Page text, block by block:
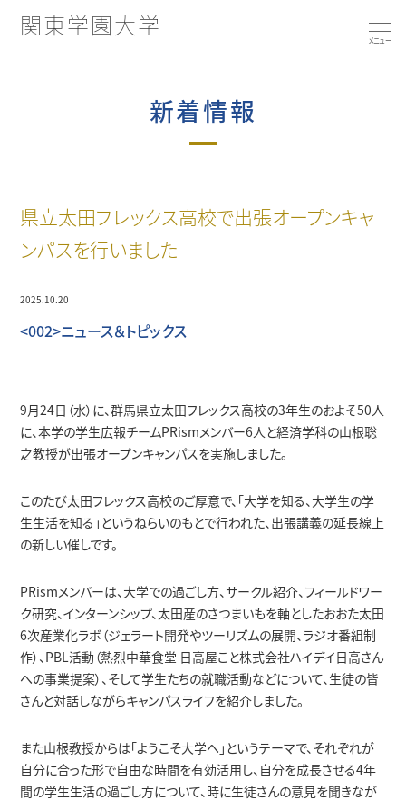
コンピテンシー向上につながる活動
学長あいさつ／建学の精神
公表情報
キャンパス・施設
キャンパス・施設
松平記念図書館
交通案内
学部・学科・コース
経済学科の紹介
地域経済デザインコース
公共政策コース
経営学科
経営学科の紹介
経営・会計コース
国際ビジネスコース
スポーツマネジメントコース
教員紹介
経済学部経済学科
経済学部経営学科
一般教育担当教員
キャリア教育
就職⽀援プログラム
エクステンション（課外講座）
・資格取得支援
卒業生からのメッセージ
国際交流・留学
学生生活
学生生活
年間行事（学内イベント）
クラブ活動・学友会
学生サポート（福利厚生）
インタビュー
卒業生の声
在学生の声
教員の声
地方創生研究所
地方創生研究所
編入学・転入学制度
卒業生の方へ
関東学園大学
新着情報
県立太田フレックス高校で出張オープンキャ
ンパスを行いました
2025.10.20
<002>ニュース＆トピックス
9月24日（水）に、群馬県立太田フレックス高校の3年生のおよそ50人
に、本学の学生広報チームPRismメンバー6人と経済学科の山根聡
之教授が出張オープンキャンパスを実施しました。
このたび太田フレックス高校のご厚意で、「大学を知る、大学生の学
生生活を知る」というねらいのもとで行われた、出張講義の延長線上
の新しい催しです。
PRismメンバーは、大学での過ごし方、サークル紹介、フィールドワー
ク研究、インターンシップ、太田産のさつまいもを軸としたおおた太田
6次産業化ラボ（ジェラート開発やツーリズムの展開、ラジオ番組制
作）、PBL活動（熱烈中華食堂 日高屋こと株式会社ハイデイ日高さん
への事業提案）、そして学生たちの就職活動などについて、生徒の皆
さんと対話しながらキャンパスライフを紹介しました。
また山根教授からは「ようこそ大学へ」というテーマで、それぞれが
自分に合った形で自由な時間を有効活用し、自分を成長させる4年
間の学生生活の過ごし方について、時に生徒さんの意見を聞きなが